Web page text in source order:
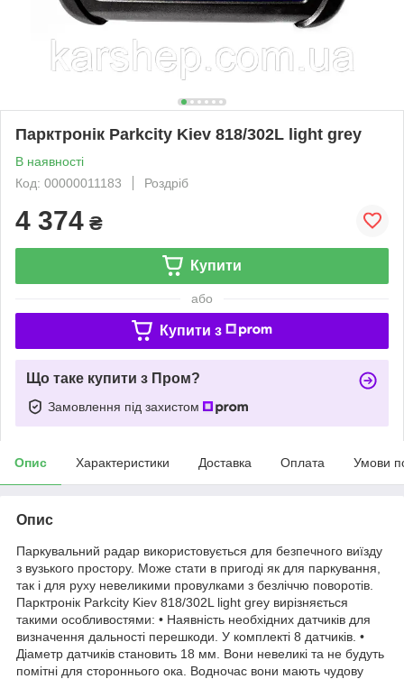
Парктронік Parkcity Kiev 818/302L light grey
В наявності
Код: 00000011183
Роздріб
4 374 ₴
Купити
або
Купити з
Що таке купити з Пром?
Замовлення під захистом
Опис Характеристики Доставка Оплата Умови
Опис
Паркувальний радар використовується для безпечного виїзду
з вузького простору. Може стати в пригоді як для паркування,
так і для руху невеликими провулками з безліччю поворотів.
Парктронік Parkcity Kiev 818/302L light grey вирізняється
такими особливостями: • Наявність необхідних датчиків для
визначення дальності перешкоди. У комплекті 8 датчиків. •
Діаметр датчиків становить 18 мм. Вони невеликі та не будуть
помітні для стороннього ока. Водночас вони мають чудову